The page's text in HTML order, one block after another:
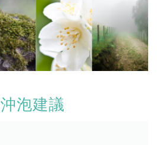
沖泡建議